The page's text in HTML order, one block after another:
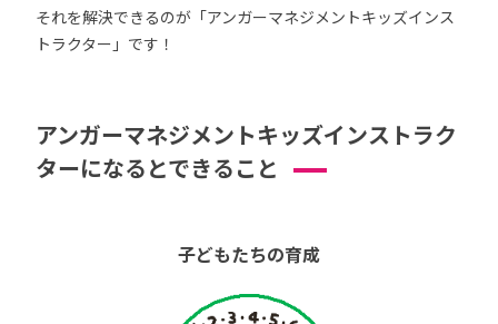
それを解決できるのが「アンガーマネジメントキッズインス
トラクター」です！
アンガーマネジメントキッズインストラク
ターになるとできること
子どもたちの育成